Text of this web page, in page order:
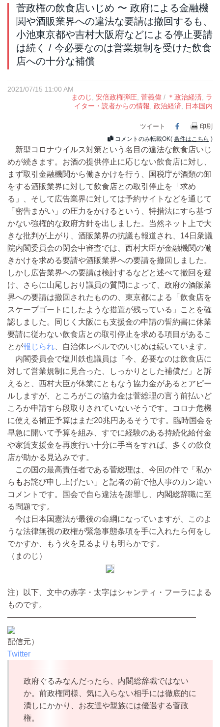
菅政権の飲食店いじめ 〜 政府による金融機
関や酒販業界への違法な要請は撤回するも、
小池東京都や吉村大阪府などによる停止要請
は続く / 今必要なのは営業規制を受けた飲食
店への十分な補償
2021/07/15 11:00 AM
まのじ
安倍政権弾圧 菅義偉 / ＊政治経済
ラ
イター・読者からの情報 政治経済 日本国内
ツイート Facebook
印刷
コメントのみ転載OK( 条件はこちら )
新型コロナウイルス対策という名目の違法な飲食店いじ
めが続きます。お酒の提供停止に応じない飲食店に対し、
まず取引金融機関から働きかけを行う、国税庁が酒類の卸
をする酒販業界に対して飲食店との取引停止を「求め
る」、そして広告業界に対しては予約サイトなどを通じて
「密告まがい」の圧力をかけるという、特措法にすら基づ
かない強権的な政府方針を出しました。当然ネット上で大
きな批判が上がり、酒販業界の抗議も報道され、14日衆議
院内閣委員会の閉会中審査では、西村大臣が金融機関の働
きかけを求める要請や酒販業界への要請を撤回しました。
しかし広告業界への要請は検討するなどと述べて撤回を避
け、さらに山尾しおり議員の質問によって、政府の酒販業
界への要請は撤回されたものの、東京都による「飲食店を
スケープゴートにしたような措置が残っている」ことを確
認しました。同じく大阪にも支援金の申請の誓約書に休業
要請に従わない飲食店との取引停止を求める項目があるこ
とが報じられ 、自治体レベルでのいじめは続いています。
内閣委員会で塩川鉄也議員は「今、必要なのは飲食店に
対して営業規制に見合った、しっかりとした補償だ」と訴
えると、西村大臣が休業にともなう協力金があるとアピー
ルしますが、ところがこの協力金は菅総理の言う前払いど
ころか申請すら段取りされていないそうです。コロナ危機
に使える補正予算はまだ20兆円あるそうです。臨時国会を
早急に開いて予算を組み、すでに経験のある持続化給付金
や家賃支援金を再度行い十分に手当をすれば、多くの飲食
店が助かる見込みです。
この国の最高責任者である菅総理は、今回の件で「私か
ら もお詫び申し上げたい」と記者の前で他人事のカン違い
コメントです。国会で自ら違法を謝罪し、内閣総辞職に至
る問題です。
今は日本国憲法が最後の命綱になっていますが、このよ
うな法律無視の政権が緊急事態条項を手に入れたら何をし
でかすか、もう火を見るよりも明らかです。
（まのじ）
注）以下、文中の赤字・太字はシャンティ・フーラによる
ものです。
————————————————————————
配信元）
Twitter
政府ぐるみなんだったら、内閣総辞職ではない
か。前政権同様、気に入らない相手には徹底的に
潰しにかかり、お友達や親族には優遇する菅政
権。